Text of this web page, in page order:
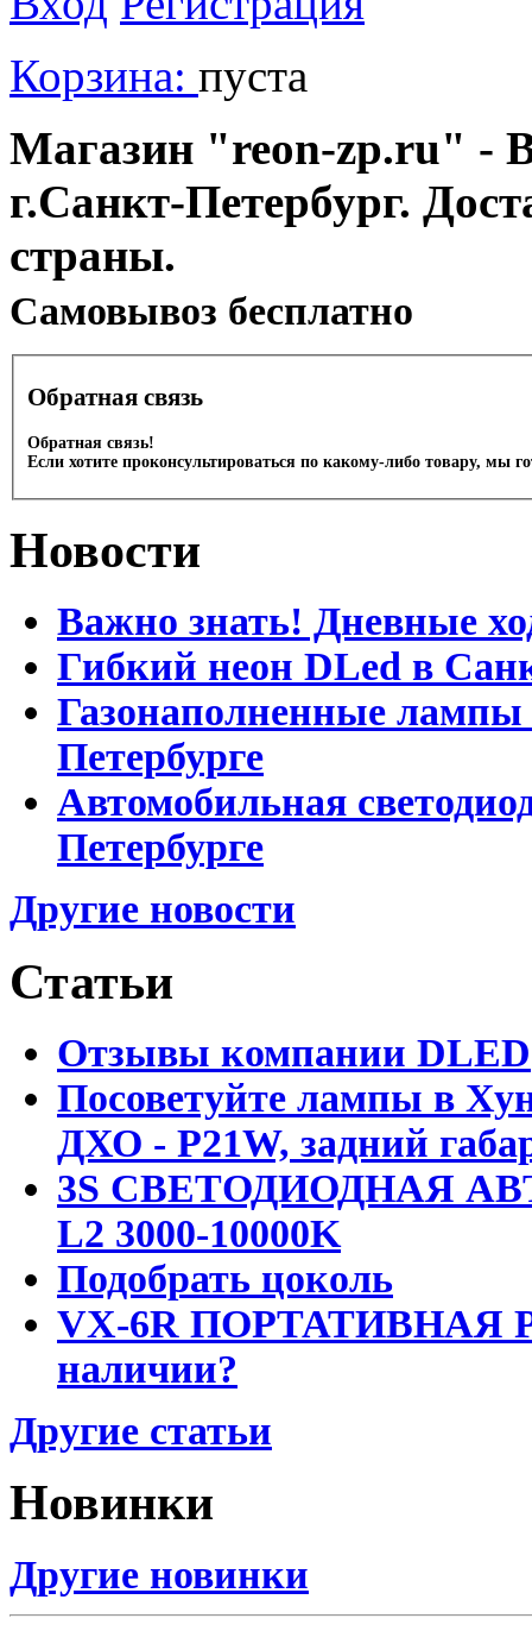
Корзина: пуста
Магазин "reon-zp.ru" -
г.Санкт-Петербург.
страны.
Cамовывоз бесплатно
Обратная связь
Обратная связь!
Если хотите проконсультироваться по какому-либо товару, мы
Новости
Важно знать! Дневные
Гибкий неон DLed в
Газонаполненные
Петербурге
Автомобильная
Петербурге
Другие новости
Статьи
Отзывы компании DLED
Посоветуйте лампы в
ДХО - P21W, задний
3S СВЕТОДИОДНАЯ
L2 3000-10000K
Подобрать цоколь
VX-6R ПОРТАТИВНАЯ
наличии?
Другие статьи
Новинки
Другие новинки